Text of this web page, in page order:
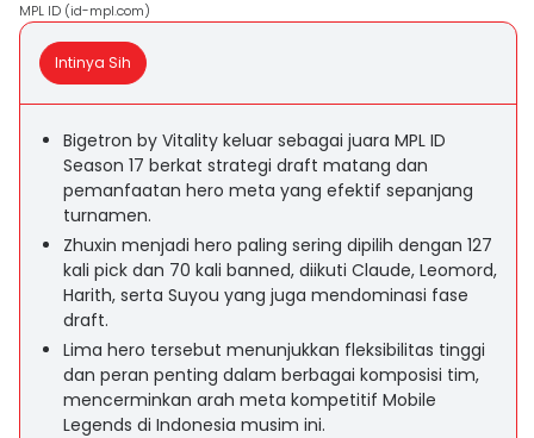
MPL ID (id-mpl.com)
Intinya Sih
Bigetron by Vitality keluar sebagai juara MPL ID
Season 17 berkat strategi draft matang dan
pemanfaatan hero meta yang efektif sepanjang
turnamen.
Zhuxin menjadi hero paling sering dipilih dengan 127
kali pick dan 70 kali banned, diikuti Claude, Leomord,
Harith, serta Suyou yang juga mendominasi fase
draft.
Lima hero tersebut menunjukkan fleksibilitas tinggi
dan peran penting dalam berbagai komposisi tim,
mencerminkan arah meta kompetitif Mobile
Legends di Indonesia musim ini.